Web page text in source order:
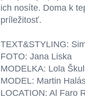
ich nosíte. Doma k
príležitosť.
TEXT&STYLING:
FOTO: Jana Liska
MODELKA: Lola
MODEL: Martin
LOCATION: Al Faro